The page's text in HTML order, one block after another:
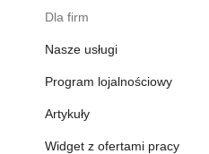
Dla firm
Nasze usługi
Program lojalnościowy
Artykuły
Widget z ofertami pracy